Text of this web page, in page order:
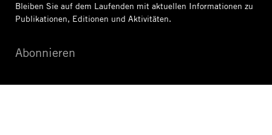
Bleiben Sie auf dem Laufenden mit aktuellen Informationen zu
Publikationen, Editionen und Aktivitäten.
Abonnieren